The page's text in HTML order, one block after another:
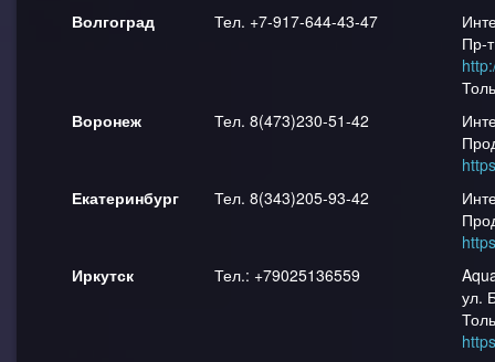
Волгоград
Тел. +7-917-644-43-47
Пр-
Воронеж
Тел. 8(473)230-51-42
Екатеринбург
Тел. 8(343)205-93-42
Иркутск
Тел.: +79025136559
ул.